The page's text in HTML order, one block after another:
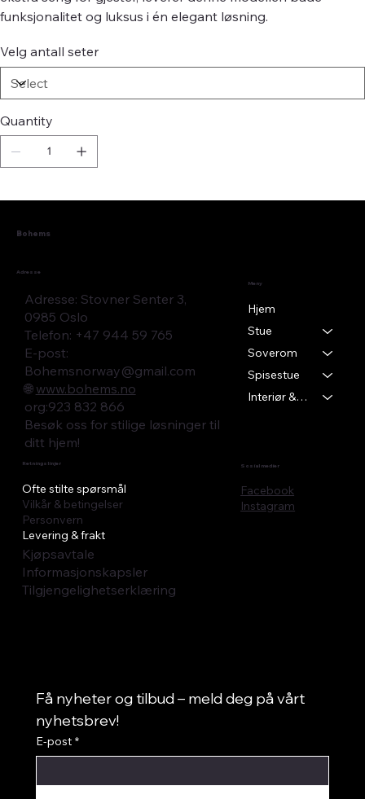
funksjonalitet og luksus i én elegant løsning.
Velg antall seter
Quantity
Bohems
Adresse
Adresse: Stovner Senter 3,
0985 Oslo
Telefon: +47 944 59 765
E-post:
Bohemsnorway@gmail.com
🌐 www.bohems.no
​org:923 832 866
Besøk oss for stilige løsninger til
ditt hjem!
Meny
Hjem
Stue
Soverom
Spisestue
Interiør & Tekstil
Retningslinjer
Ofte stilte spørsmål
Vilkår & betingelser
Personvern
Levering & frakt
Kjøpsavtale
Informasjonskapsler
Tilgjengelighetserklæring
Sosial medier
Facebook
Instagram
Få nyheter og tilbud – meld deg på vårt
nyhetsbrev!
E-post *